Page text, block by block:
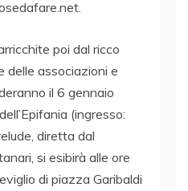
poi dal ricco
delle associazioni e
il 6 gennaio
(ingresso:
diretta dal
si esibirà alle ore
di piazza Garibaldi